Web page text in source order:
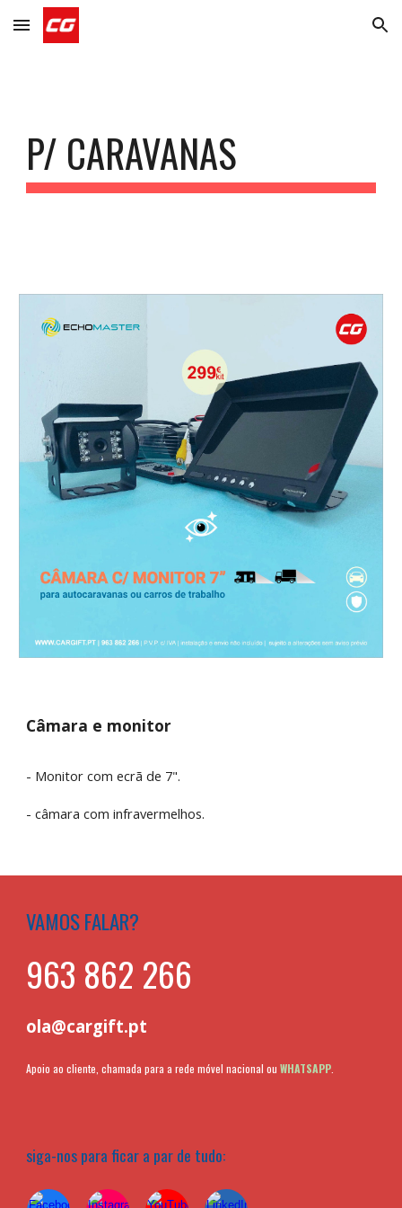
Skip to main content Skip to navigation
P/ CARAVANAS
Câmara e monitor
- Monitor com ecrã de 7".
-câmara com infravermelhos.
VAMOS FALAR?
963 862 266
ola@cargift.pt
Apoio ao cliente, chamada para a rede móvel nacional ouWHATSAPP
siga-nos para ficar a par de tudo: